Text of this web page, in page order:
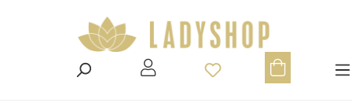
Du hast 0